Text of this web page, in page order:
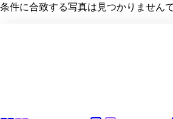
条件に合致する写真は見つかりません